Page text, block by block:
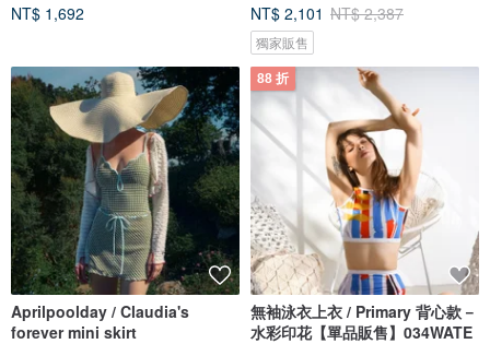
NT$ 1,692
NT$ 2,101 NT$ 2,387
獨家販售
Aprilpoolday / Claudia's
forever mini skirt
88 折
無袖泳衣上衣 / Primary 背心款－
水彩印花【單品販售】034WATE